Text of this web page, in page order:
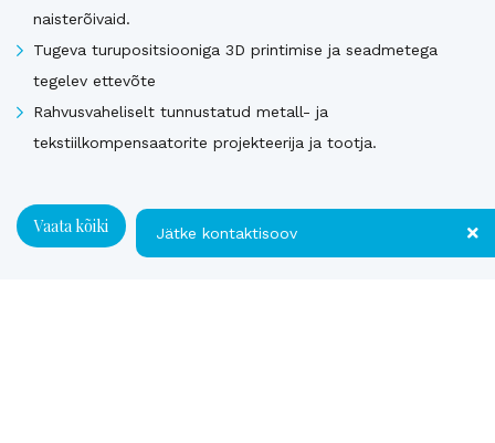
naisterõivaid.
Tugeva turupositsiooniga 3D printimise ja seadmetega
tegelev ettevõte
Rahvusvaheliselt tunnustatud metall- ja
tekstiilkompensaatorite projekteerija ja tootja.
Vaata kõiki Jätke kontaktisoov